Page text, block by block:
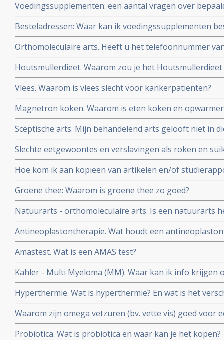
Voedingssupplementen: een aantal vragen over
elkaar gezet
Besteladressen: Waar kan ik voedingssupplementen
betrouwbare adressen, waar u ook korting kunt
kanker-actueel
Orthomoleculaire arts. Heeft u het telefoonnummer
orthomoleculaire arts?
Houtsmullerdieet. Waarom zou je het
van kanker?
Vlees. Waarom is vlees slecht voor kankerpatiënten?
Magnetron koken. Waarom is eten koken en
Sceptische arts. Mijn behandelend arts gelooft niet in
overtuig ik hem?
Slechte eetgewoontes en verslavingen als roken en
zo moeilijk en hou zo van zoet!
Hoe kom ik aan kopieën van artikelen en/of
worden vermeld?
Groene thee: Waarom is groene thee zo goed?
Natuurarts - orthomoleculaire arts. Is een natuurarts
orthomoleculaire arts?
Antineoplastontherapie. Wat houdt een
gebruikt?
Amastest. Wat is een AMAS test?
Kahler - Multi Myeloma (MM). Waar kan ik info krijgen
Myeloma?
Hyperthermie. Wat is hyperthermie? En wat is het
vormen van hyperthermie?
Waarom zijn omega vetzuren (bv. vette vis) goed voor
kankerpatiënten?
Probiotica. Wat is probiotica en waar kan je het kopen?